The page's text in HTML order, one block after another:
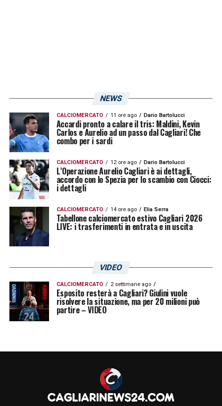
NEWS
CALCIOMERCATO 11 ore ago Dario Bartolucci
Accardi pronto a calare il tris: Maldini, Kevin
Carlos e Aurelio ad un passo dal Cagliari! Che
combo per i sardi
CALCIOMERCATO 12 ore ago Dario Bartolucci
L’Operazione Aurelio Cagliari è ai dettagli,
accordo con lo Spezia per lo scambio con Ciocci:
i dettagli
CALCIOMERCATO 14 ore ago Elia Serra
Tabellone calciomercato estivo Cagliari 2026
LIVE: i trasferimenti in entrata e in uscita
VIDEO
CALCIOMERCATO 2 settimane ago
Esposito resterà a Cagliari? Giulini vuole
risolvere la situazione, ma per 20 milioni può
partire – VIDEO